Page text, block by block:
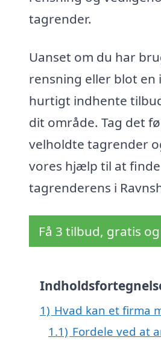
tagrender.
Uanset om du har
rensning eller blot en
hurtigt indhente
dit område. Tag det
velholdte tagrender
vores hjælp til at
tagrenderens i
Få 3 tilbud, gratis
1) Hvad kan et firma
1.1) Fordele ved at